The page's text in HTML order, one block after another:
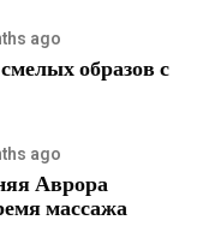
ago
образов с
ago
Аврора
массажа